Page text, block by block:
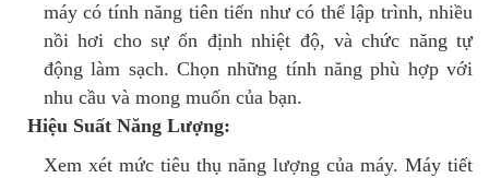
máy có tính năng tiên tiến như có thể lập trình, nhiều
nồi hơi cho sự ổn định nhiệt độ, và chức năng tự
động làm sạch. Chọn những tính năng phù hợp với
nhu cầu và mong muốn của bạn.
Hiệu Suất Năng Lượng:
Xem xét mức tiêu thụ năng lượng của máy. Máy tiết